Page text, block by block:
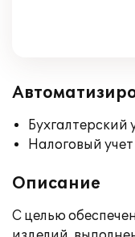
Бухгалтерский
Налоговый учет
Описание
С целью